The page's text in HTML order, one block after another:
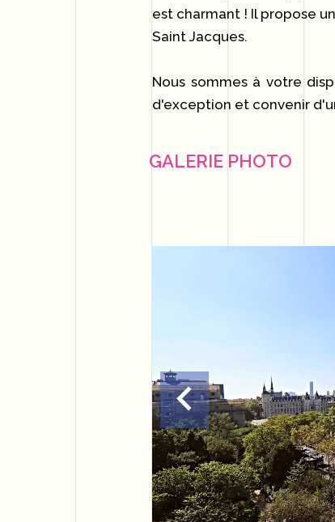
est charmant ! Il propose
Saint Jacques.
Nous sommes à votre
d'exception et convenir
GALERIE PHOTO